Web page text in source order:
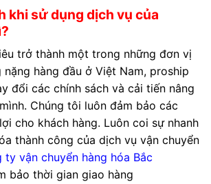
khi sử dụng dịch vụ của
trở thành một trong những đơn vị
nặng hàng đầu ở Việt Nam, proship
đổi các chính sách và cải tiến nâng
Chúng tôi luôn đảm bảo các
cho khách hàng. Luôn coi sự nhanh
thành công của dịch vụ vận chuyển
ty vận chuyển hàng hóa Bắc
bảo thời gian giao hàng